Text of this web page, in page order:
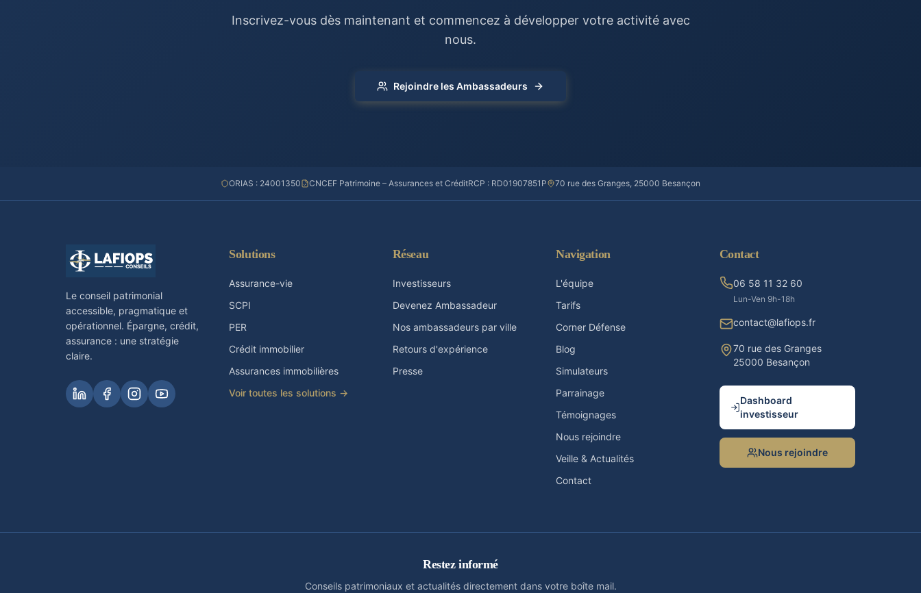
Inscrivez-vous dès maintenant et commencez à développer votre activité avec
nous.
Rejoindre les Ambassadeurs
ORIAS : 24001350 CNCEF Patrimoine – Assurances et CréditRCP : RD01907851P 70 rue des Granges, 25000 Besançon
Le conseil patrimonial
accessible, pragmatique et
opérationnel. Épargne, crédit,
assurance : une stratégie
claire.
Solutions
Assurance-vie
SCPI
PER
Crédit immobilier
Assurances immobilières
Voir toutes les solutions →
Réseau
Investisseurs
Devenez Ambassadeur
Nos ambassadeurs par ville
Retours d'expérience
Presse
Navigation
L'équipe
Tarifs
Corner Défense
Blog
Simulateurs
Parrainage
Témoignages
Nous rejoindre
Veille & Actualités
Contact
Contact
06 58 11 32 60
Lun-Ven 9h-18h
contact@lafiops.fr
70 rue des Granges
25000 Besançon
Dashboard
investisseur
Nous rejoindre
Restez informé
Conseils patrimoniaux et actualités directement dans votre boîte mail.